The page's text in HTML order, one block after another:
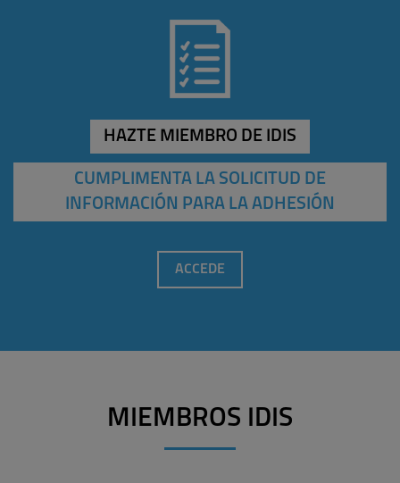
HAZTE MIEMBRO DE IDIS
CUMPLIMENTA LA SOLICITUD DE
INFORMACIÓN PARA LA ADHESIÓN
ACCEDE
MIEMBROS IDIS